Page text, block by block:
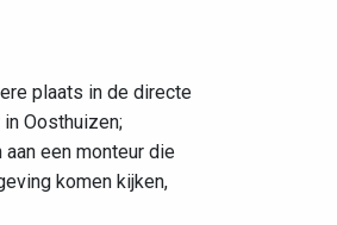
plaats in de directe
Oosthuizen;
een monteur die
komen kijken,